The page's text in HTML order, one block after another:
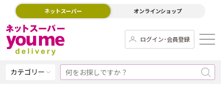
ネットスーパー オンラインショップ
ログイン･会員登録
カテゴリー